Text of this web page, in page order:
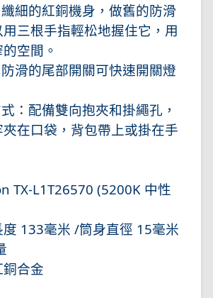
細的紅銅機身，做舊的防滑
三根手指輕松地握住它，用
空間。
滑的尾部開關可快速開關燈
：配備雙向抱夾和掛繩孔，
在口袋，背包帶上或掛在手
TX-L1T26570 (5200K 中性
度 133毫米 /筒身直徑 15毫米
合金